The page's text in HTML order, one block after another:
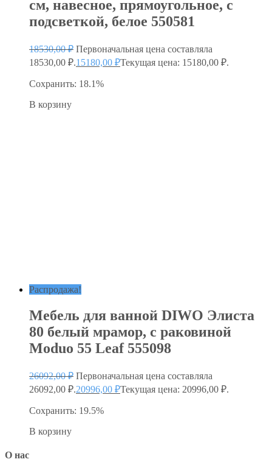
см, навесное, прямоугольное, с
подсветкой, белое 550581
18530,00₽ Первоначальная цена составляла
18530,00 ₽.15180,00 ₽Текущая цена: 15180,00 ₽.
Сохранить: 18.1%
В корзину
Распродажа!
Мебель для ванной DIWO Элиста
80 белый мрамор, с раковиной
Moduo 55 Leaf 555098
26092,00₽ Первоначальная цена составляла
26092,00 ₽.20996,00 ₽Текущая цена: 20996,00 ₽.
Сохранить: 19.5%
В корзину
О нас